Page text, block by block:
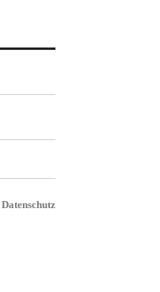
Datenschutz